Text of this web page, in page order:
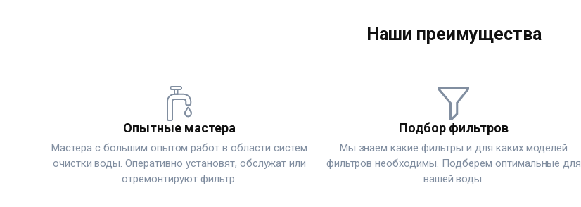
Наши преимущества
Опытные мастера
Мастера с большим опытом работ в области систем
очистки воды. Оперативно установят, обслужат или
отремонтируют фильтр.
Подбор фильтров
Мы знаем какие фильтры и для каких моделей
фильтров необходимы. Подберем оптимальные для
вашей воды.